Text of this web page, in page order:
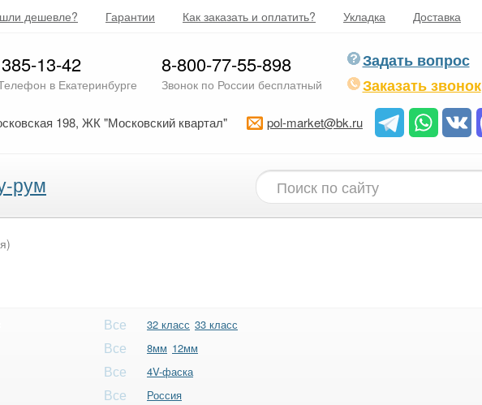
дешевле? Гарантии Как заказать и оплатить? Укладка Доставка
385-13-42
в Екатеринбурге
8-800-77-55-898
Звонок по России бесплатный
Задать вопрос
Заказать звонок
198, ЖК "Московский квартал" pol-market@bk.ru
рум
Все 32 класс 33 класс
Все 8мм 12мм
Все 4V-фаска
Все Россия